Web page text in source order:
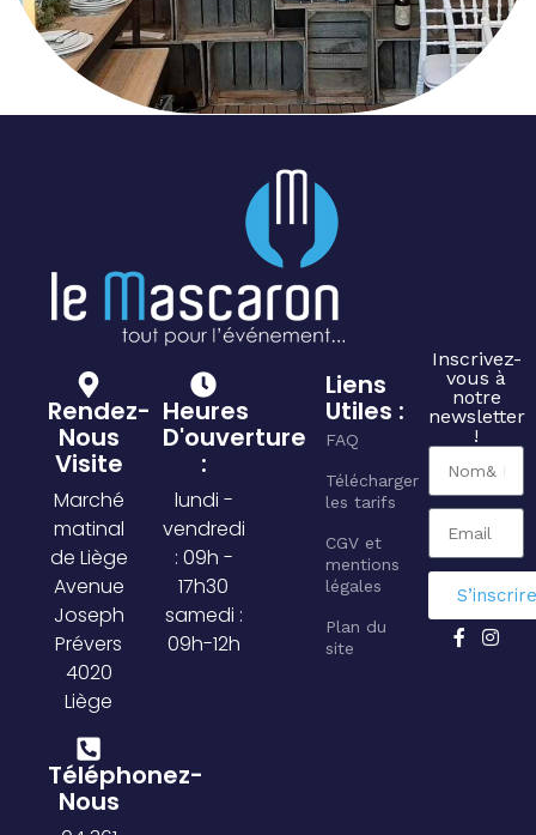
Rendez-
Nous
Visite
Marché
matinal
de Liège
Avenue
Joseph
Prévers
4020
Liège
Téléphonez-
Nous
Heures
D'ouverture
:
lundi -
vendredi
: 09h -
17h30
samedi :
09h-12h
Liens
Utiles :
FAQ
Télécharger
les tarifs
CGV et
mentions
légales
Plan du
site
Inscrivez-
vous à
notre
newsletter
!